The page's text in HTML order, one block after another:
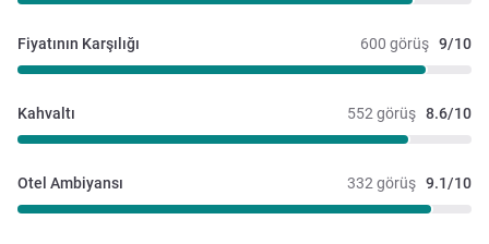
600 görüş 9/10
Fiyatının Karşılığı
552 görüş 8.6/10
Kahvaltı
332 görüş 9.1/10
Otel Ambiyansı